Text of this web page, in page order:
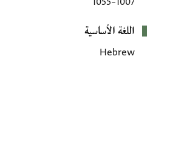
اللغة الأساسية
Hebrew